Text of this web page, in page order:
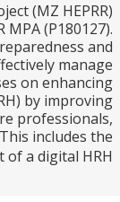
Project (MZ
MPA
to effectively
focuses on
(HRH) by
This
of a digital